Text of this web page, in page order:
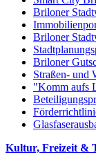
Briloner
Briloner
Briloner
Straßen- und
"Komm aufs
Kultur, Freizeit &